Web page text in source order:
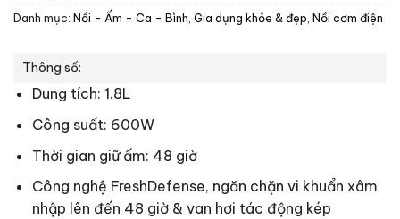
Danh mục: Nồi - Ấm - Ca - Bình Gia dụng khỏe & đẹp Nồi cơm điện
Thông số:
Dung tích: 1.8L
Công suất: 600W
Thời gian giữ ấm: 48 giờ
Công nghệ FreshDefense, ngăn chặn vi khuẩn xâm
nhập lên đến 48 giờ & van hơi tác động kép